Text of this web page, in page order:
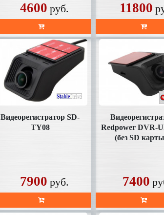
4600 руб. 11800
Видеорегистратор SD-
TY08
7900 руб.
Redpower DVR-
(без SD
7400